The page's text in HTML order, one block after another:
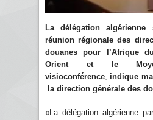
La délégation algérienne
réunion régionale des
douanes pour l’Afrique
Orient et le
visioconférence indique
la direction générale des
«La délégation algérienne